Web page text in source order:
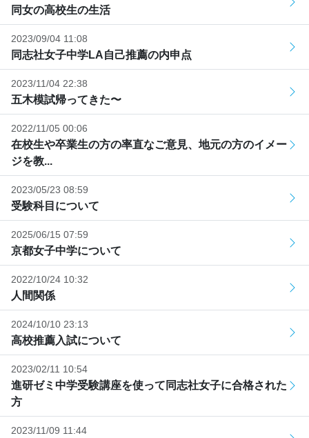
同女の高校生の生活
2023/09/04 11:08
同志社女子中学LA自己推薦の内申点
2023/11/04 22:38
五木模試帰ってきた〜
2022/11/05 00:06
在校生や卒業生の方の率直なご意見、地元の方のイメー
ジを教...
2023/05/23 08:59
受験科目について
2025/06/15 07:59
京都女子中学について
2022/10/24 10:32
人間関係
2024/10/10 23:13
高校推薦入試について
2023/02/11 10:54
進研ゼミ中学受験講座を使って同志社女子に合格された
方
2023/11/09 11:44